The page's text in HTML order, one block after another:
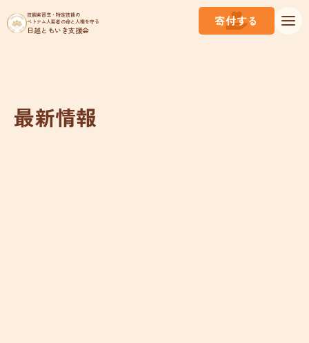
技能実習生・特定技能の
ベトナム人若者の命と人権を守る
日越ともいき支援会
寄付する
最新情報